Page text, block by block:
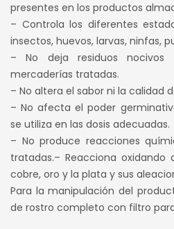
presentes en los productos
– Controla los diferentes
insectos, huevos, larvas, ninfas,
– No deja residuos
mercaderías tratadas.
– No altera el sabor ni la calidad
– No afecta el poder
se utiliza en las dosis adecuadas.
– No produce reacciones
tratadas.– Reacciona
cobre, oro y la plata y sus
Para la manipulación del
de rostro completo con filtro